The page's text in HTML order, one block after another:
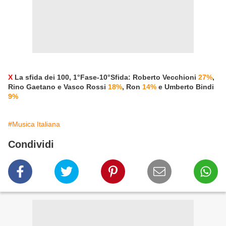
X La sfida dei 100, 1°Fase-10°Sfida: Roberto Vecchioni 27%,
Rino Gaetano e Vasco Rossi 18%, Ron 14% e Umberto Bindi
9%
#Musica Italiana
Condividi